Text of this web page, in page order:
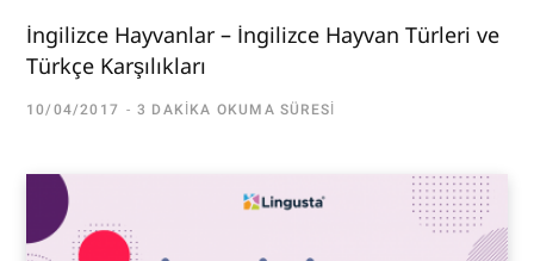
İngilizce Hayvanlar – İngilizce Hayvan Türleri ve
Türkçe Karşılıkları
10/04/2017 3 DAKIKA OKUMA SÜRESI